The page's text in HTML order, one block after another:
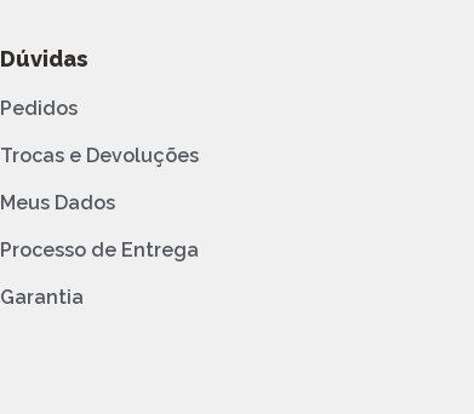
Dúvidas
Pedidos
Trocas e Devoluções
Meus Dados
Processo de Entrega
Garantia